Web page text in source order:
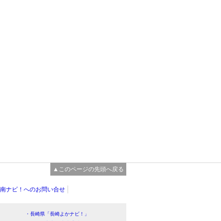
▲このページの先頭へ戻る
ナビ！へのお問い合せ
・長崎県「長崎よかナビ！」